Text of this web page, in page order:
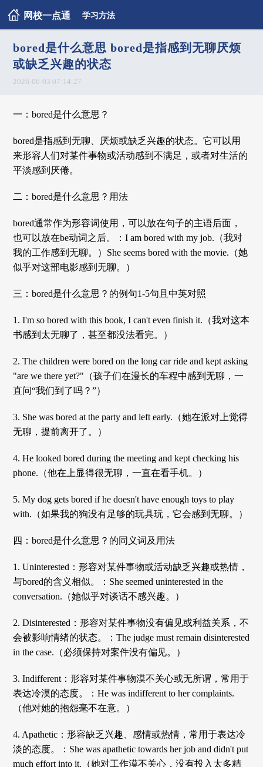
网校一点通 学习方法
bored是什么意思 bored是指感到无聊厌烦
或缺乏兴趣的状态
2026-06-03 07:14:27
一：bored是什么意思？
bored是指感到无聊、厌烦或缺乏兴趣的状态。它可以用
来形容人们对某件事物或活动感到不满足，或者对生活的
平淡感到厌倦。
二：bored是什么意思？用法
bored通常作为形容词使用，可以放在句子的主语后面，
也可以放在be动词之后。：I am bored with my job.（我对
我的工作感到无聊。）She seems bored with the movie.（她
似乎对这部电影感到无聊。）
三：bored是什么意思？的例句1-5句且中英对照
1. I'm so bored with this book, I can't even finish it.（我对这本
书感到太无聊了，甚至都没法看完。）
2. The children were bored on the long car ride and kept asking
"are we there yet?"（孩子们在漫长的车程中感到无聊，一
直问“我们到了吗？”）
3. She was bored at the party and left early.（她在派对上觉得
无聊，提前离开了。）
4. He looked bored during the meeting and kept checking his
phone.（他在上显得很无聊，一直在看手机。）
5. My dog gets bored if he doesn't have enough toys to play
with.（如果我的狗没有足够的玩具玩，它会感到无聊。）
四：bored是什么意思？的同义词及用法
1. Uninterested：形容对某件事物或活动缺乏兴趣或热情，
与bored的含义相似。：She seemed uninterested in the
conversation.（她似乎对谈话不感兴趣。）
2. Disinterested：形容对某件事物没有偏见或利益关系，不
会被影响情绪的状态。：The judge must remain disinterested
in the case.（必须保持对案件没有偏见。）
3. Indifferent：形容对某件事物漠不关心或无所谓，常用于
表达冷漠的态度。：He was indifferent to her complaints.
（他对她的抱怨毫不在意。）
4. Apathetic：形容缺乏兴趣、感情或热情，常用于表达冷
淡的态度。：She was apathetic towards her job and didn't put
much effort into it.（她对工作漠不关心，没有投入太多精